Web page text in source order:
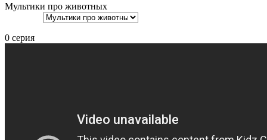
Мультики про животных
0 серия